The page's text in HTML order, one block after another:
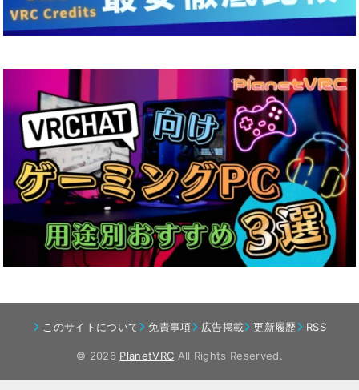
このサイトについて 免責事項 広告掲載 更新履歴 RSS
© 2026 PlanetVRC All Rights Reserved.